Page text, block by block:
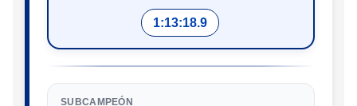
1:13:18.9
SUBCAMPEÓN